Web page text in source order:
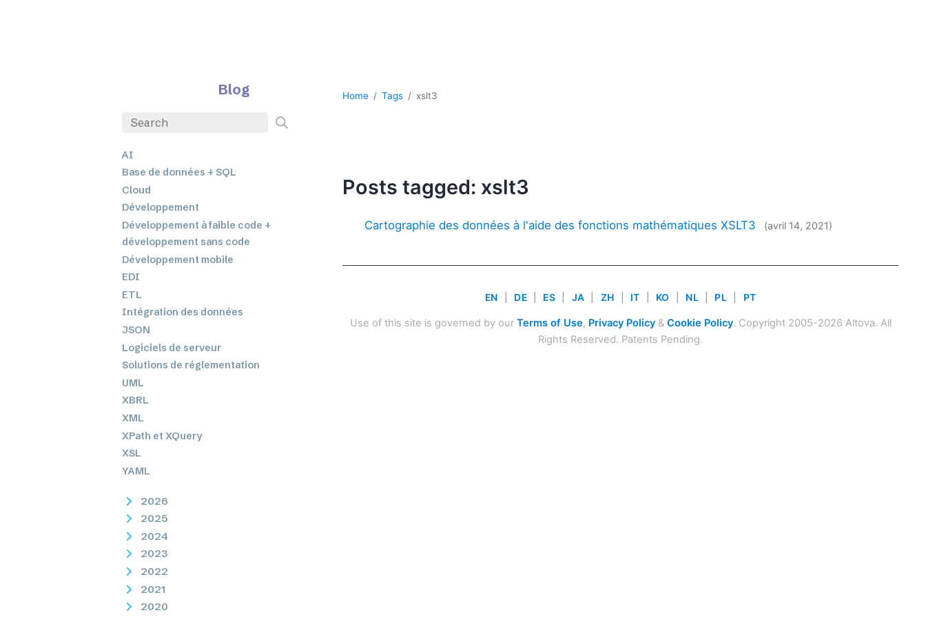
Blog
AI
Base de données + SQL
Cloud
Développement
Développement à faible code +
développement sans code
Développement mobile
EDI
ETL
Intégration des données
JSON
Logiciels de serveur
Solutions de réglementation
UML
XBRL
XML
XPath et XQuery
XSL
YAML
2026
2025
2024
2023
2022
2021
2020
Home Tags xslt3
Posts tagged: xslt3
Cartographie des données à l'aide des fonctions mathématiques XSLT3 (avril 14, 2021)
EN DE ES JA ZH IT KO NL PL PT
Use of this site is governed by our Terms of Use, Privacy Policy& Cookie Policy. Copyright 2005-2026 Altova. All
Rights Reserved. Patents Pending.